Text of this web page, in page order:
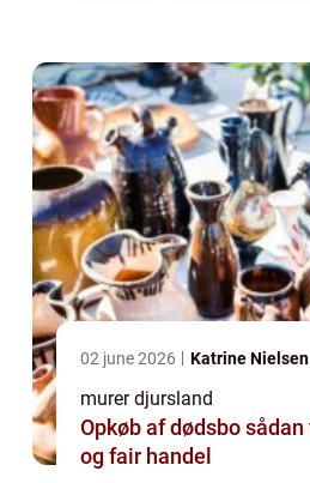
02 june 2026 Katrine Nielsen
murer djursland
Opkøb af dødsbo sådan foregår en tryg
og fair handel